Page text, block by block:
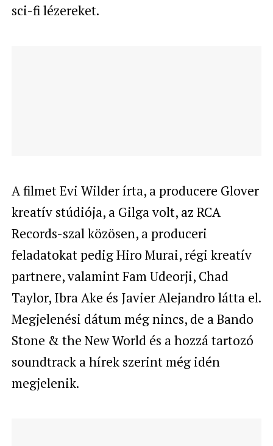
sci-fi lézereket.
A filmet Evi Wilder írta, a producere Glover
kreatív stúdiója, a Gilga volt, az RCA
Records-szal közösen, a produceri
feladatokat pedig Hiro Murai, régi kreatív
partnere, valamint Fam Udeorji, Chad
Taylor, Ibra Ake és Javier Alejandro látta el.
Megjelenési dátum még nincs, de a Bando
Stone & the New World és a hozzá tartozó
soundtrack a hírek szerint még idén
megjelenik.